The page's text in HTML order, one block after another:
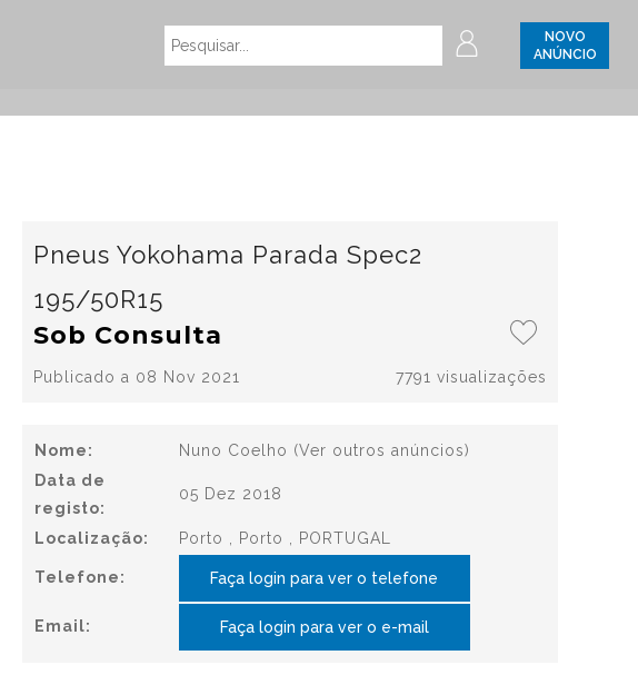
NOVO
ANÚNCIO
Pneus Yokohama Parada Spec2
195/50R15
Sob Consulta
Publicado a 08 Nov 2021 7791 visualizações
Nome: Nuno Coelho (Ver outros anúncios)
Data de
registo:
05 Dez 2018
Localização: Porto , Porto , PORTUGAL
Telefone: Faça login para ver o telefone
Email: Faça login para ver o e-mail